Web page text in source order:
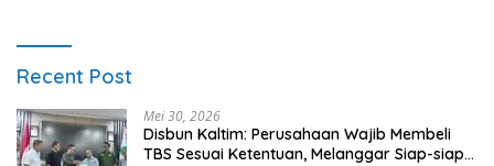
Recent Post
Mei 30, 2026
Disbun Kaltim: Perusahaan Wajib Membeli
TBS Sesuai Ketentuan, Melanggar Siap-siap